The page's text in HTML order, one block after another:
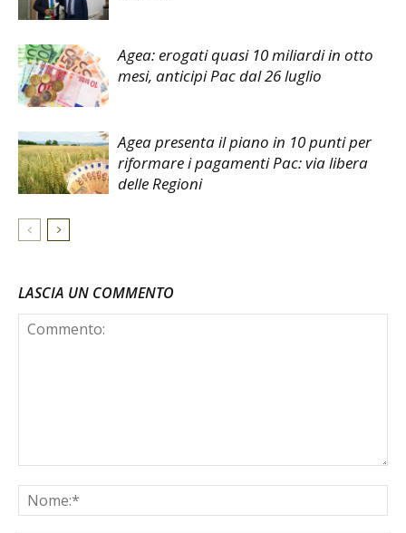
Agea: erogati quasi 10 miliardi in otto
mesi, anticipi Pac dal 26 luglio
Agea presenta il piano in 10 punti per
riformare i pagamenti Pac: via libera
delle Regioni
LASCIA UN COMMENTO